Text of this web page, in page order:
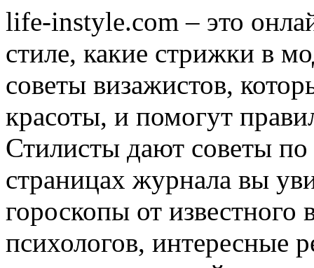
life-instyle.com – это
стиле, какие стрижки в
советы визажистов,
красоты, и помогут
Стилисты дают советы
страницах журнала вы
гороскопы от известного
психологов, интересные